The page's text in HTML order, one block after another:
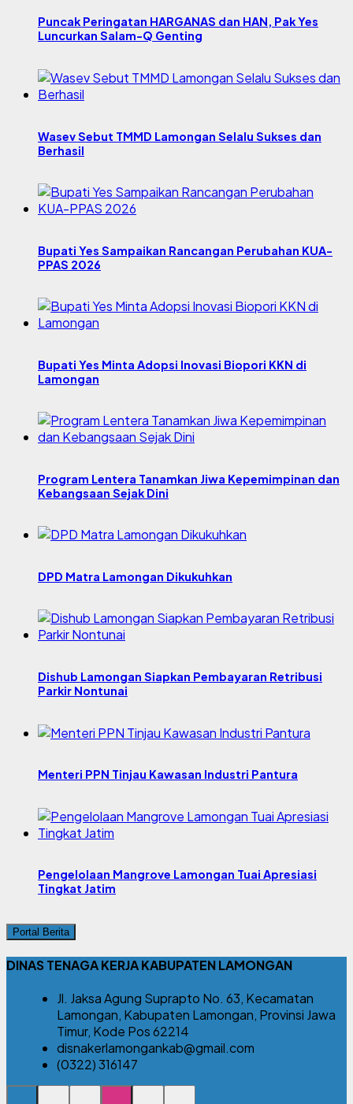
Puncak Peringatan HARGANAS dan HAN, Pak Yes
Luncurkan Salam-Q Genting
Wasev Sebut TMMD Lamongan Selalu Sukses dan
Berhasil
Bupati Yes Sampaikan Rancangan Perubahan KUA-
PPAS 2026
Bupati Yes Minta Adopsi Inovasi Biopori KKN di
Lamongan
Program Lentera Tanamkan Jiwa Kepemimpinan dan
Kebangsaan Sejak Dini
DPD Matra Lamongan Dikukuhkan
Dishub Lamongan Siapkan Pembayaran Retribusi
Parkir Nontunai
Menteri PPN Tinjau Kawasan Industri Pantura
Pengelolaan Mangrove Lamongan Tuai Apresiasi
Tingkat Jatim
Portal Berita
DINAS TENAGA KERJA KABUPATEN LAMONGAN
Jl. Jaksa Agung Suprapto No. 63, Kecamatan
Lamongan, Kabupaten Lamongan, Provinsi Jawa
Timur, Kode Pos 62214
disnakerlamongankab@gmail.com
(0322) 316147